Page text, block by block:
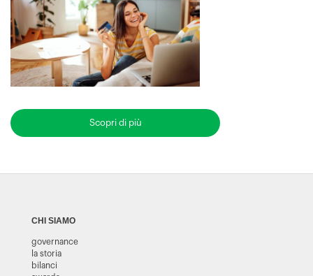
Scopri di più
CHI SIAMO
governance
la storia
bilanci